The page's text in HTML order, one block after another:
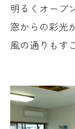
明るくオープ
窓からの彩光
風の通りもす